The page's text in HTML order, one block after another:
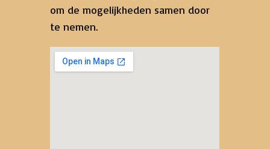
om de mogelijkheden samen door
te nemen.